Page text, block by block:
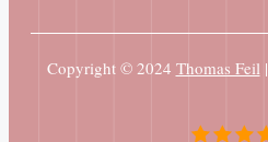
Copyright © 2024 Thomas Feil|